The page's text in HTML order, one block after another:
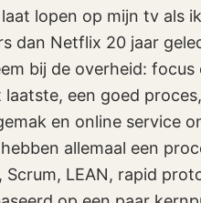
lopen op mijn tv als
dan Netflix 20 jaar
bij de overheid: focus
een goed
en online service
allemaal een
LEAN, rapid